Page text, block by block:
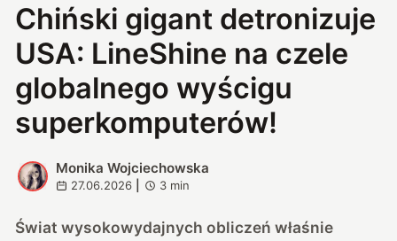
Chiński gigant detronizuje
USA: LineShine na czele
globalnego wyścigu
superkomputerów!
M
Monika Wojciechowska
27.06.2026 3 min
Świat wysokowydajnych obliczeń właśnie